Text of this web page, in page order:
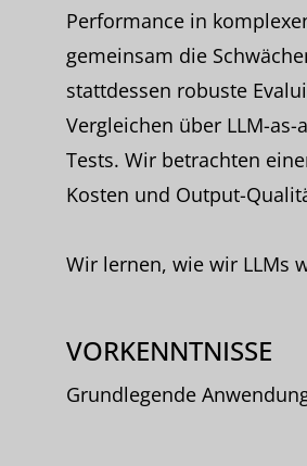
Performance in
gemeinsam die
stattdessen robuste
Vergleichen über LLM-
Tests. Wir betrachten
Kosten und Output-
Wir lernen, wie wir LLMs
VORKENNTNISSE
Grundlegende